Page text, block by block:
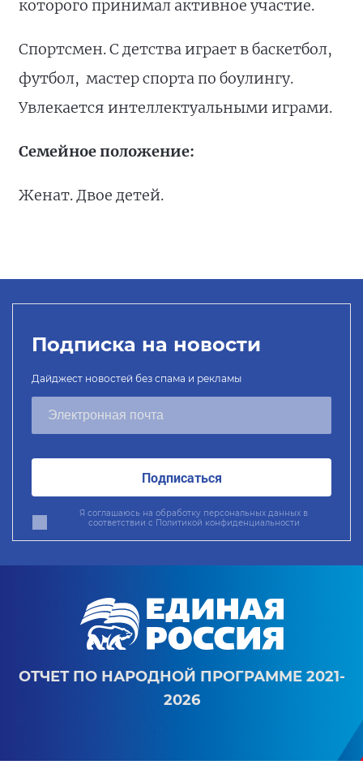
которого принимал активное участие.
Спортсмен. С детства играет в баскетбол,
футбол, мастер спорта по боулингу.
Увлекается интеллектуальными играми.
Семейное положение:
Женат. Двое детей.
Подписка на новости
Дайджест новостей без спама и рекламы
Подписаться
Я соглашаюсь на обработку персональных данных в
соответствии с Политикой конфиденциальности
ОТЧЕТ ПО НАРОДНОЙ ПРОГРАММЕ 2021-
2026